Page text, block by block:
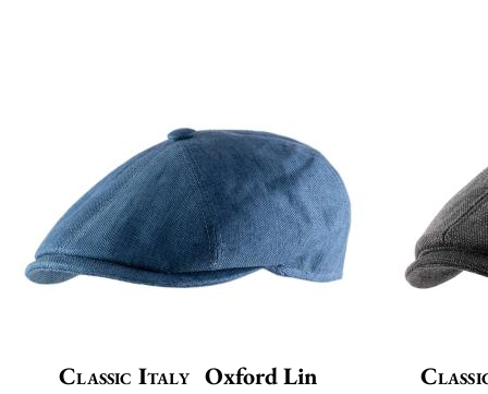
Classic Italy Oxford Lin